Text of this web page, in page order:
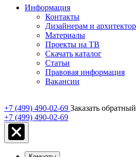
Информация
Контакты
Дизайнерам и
Материалы
Проекты на ТВ
Скачать каталог
Статьи
Правовая информация
Вакансии
+7 (499) 490-02-69 Заказать
+7 (499) 490-02-69